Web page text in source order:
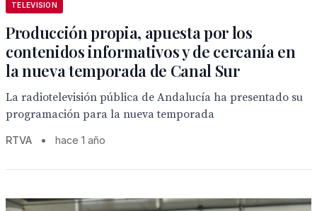
TELEVISION
Producción propia, apuesta por los
contenidos informativos y de cercanía en
la nueva temporada de Canal Sur
La radiotelevisión pública de Andalucía ha presentado su
programación para la nueva temporada
RTVA • hace 1 año